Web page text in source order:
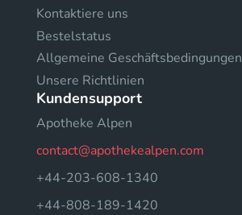
Kontaktiere uns
Bestelstatus
Allgemeine Geschäftsbedingungen
Unsere Richtlinien
Kundensupport
Apotheke Alpen
contact@apothekealpen.com
+44-203-608-1340
+44-808-189-1420